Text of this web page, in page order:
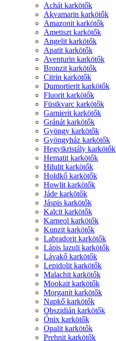
Achát karkötők
Akvamarin karkötők
Amazonit karkötők
Ametiszt karkötők
Angelit karkötők
Apatit karkötők
Aventurin karkötők
Bronzit karkötők
Citrin karkötők
Dumortierit karkötők
Fluorit karkötők
Füstkvarc karkötők
Garnierit karkötők
Gránát karkötők
Gyöngy karkötők
Gyöngyház karkötők
Hegyikristály karkötők
Hematit karkötők
Hilulit karkötők
Holdkő karkötők
Howlit karkötők
Jáde karkötők
Jáspis karkötők
Kalcit karkötők
Karneol karkötők
Kunzit karkötők
Labradorit karkötők
Lápis lazuli karkötők
Lávakő karkötők
Lepidolit karkötők
Malachit karkötők
Mookait karkötők
Morganit karkötők
Napkő karkötők
Obszidián karkötők
Ónix karkötők
Opalit karkötők
Prehnit karkötők